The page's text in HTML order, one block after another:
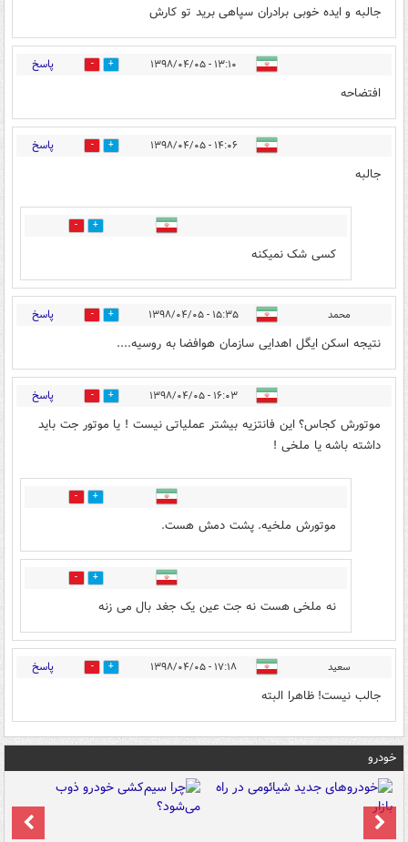
جالبه و ایده خوبی برادران سپاهی برید تو کارش
۱۳:۱۰ - ۱۳۹۸/۰۴/۰۵ 20 پاسخ
افتضاحه
۱۴:۰۶ - ۱۳۹۸/۰۴/۰۵ 23 پاسخ
جالبه
16
کسی شک نمیکنه
محمد ۱۵:۳۵ - ۱۳۹۸/۰۴/۰۵ 24 پاسخ
نتیجه اسکن ایگل اهدایی سازمان هوافضا به روسیه....
۱۶:۰۳ - ۱۳۹۸/۰۴/۰۵ 7 پاسخ
موتورش کجاس؟ این فانتزیه بیشتر عملیاتی نیست ! یا موتور جت باید
داشته باشه یا ملخی !
2
موتورش ملخیه. پشت دمش هست.
1
نه ملخی هست نه جت عین یک جغد بال می زنه
سعید ۱۷:۱۸ - ۱۳۹۸/۰۴/۰۵ 1 پاسخ
جالب نیست! ظاهرا البته
خودرو